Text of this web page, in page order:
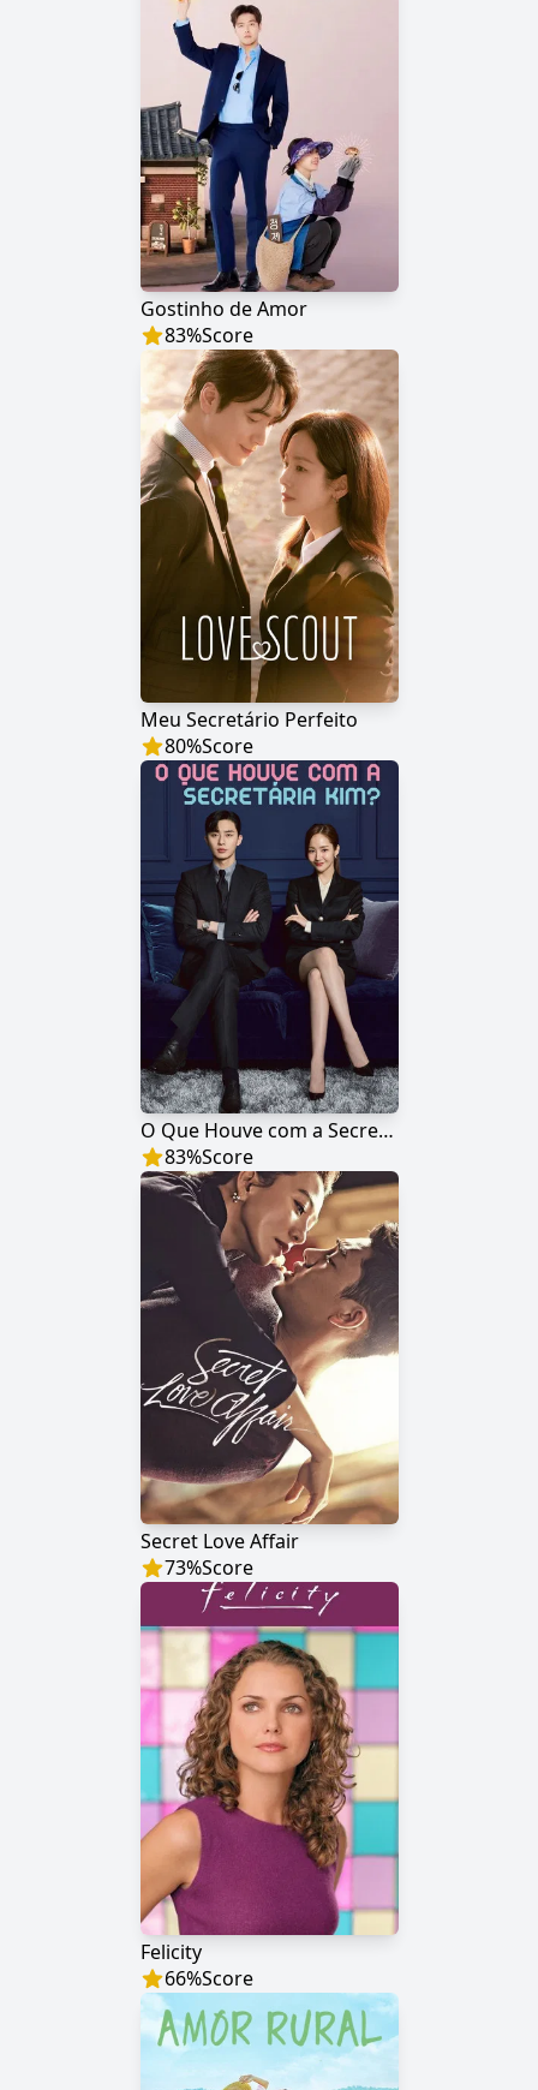
Gostinho de Amor
83%Score
Meu Secretário Perfeito
80%Score
O Que Houve com a Secretária Kim?
83%Score
Secret Love Affair
73%Score
Felicity
66%Score